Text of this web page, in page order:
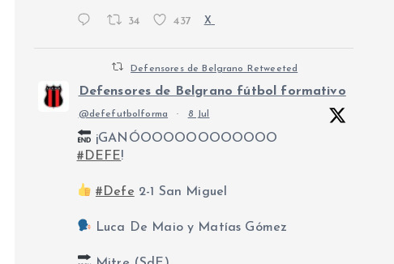
34 437 X
Defensores de Belgrano Retweeted
Defensores de Belgrano fútbol formativo
@defefutbolforma · 8 Jul
¡GANÓOOOOOOOOOOOO
#DEFE!
#Defe 2-1 San Miguel
Luca De Maio y Matías Gómez